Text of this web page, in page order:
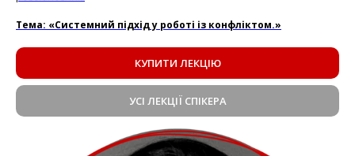
Тема: «Системний підхід у роботі із конфліктом.»
КУПИТИ ЛЕКЦІЮ
УСІ ЛЕКЦІЇ СПІКЕРА